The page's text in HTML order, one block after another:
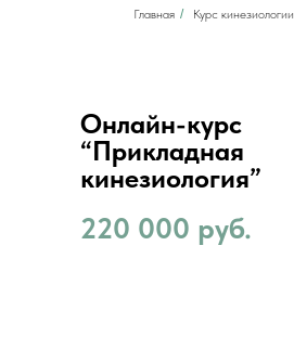
Главная / Курс кинезиологии
Онлайн-курс
“Прикладная
кинезиология”
220 000 руб.